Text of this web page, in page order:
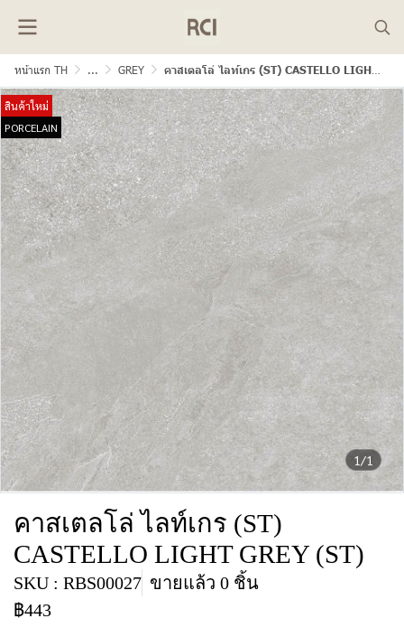
หน้าแรก TH ... GREY คาสเตลโล่ ไลท์เกร (ST) CASTELLO LIGHT GREY (ST)
1/1
สินค้าใหม่
PORCELAIN
คาสเตลโล่ ไลท์เกร (ST)
CASTELLO LIGHT GREY (ST)
SKU : RBS00027 ขายแล้ว 0 ชิ้น
฿443